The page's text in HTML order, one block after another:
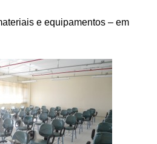
e equipamentos – em